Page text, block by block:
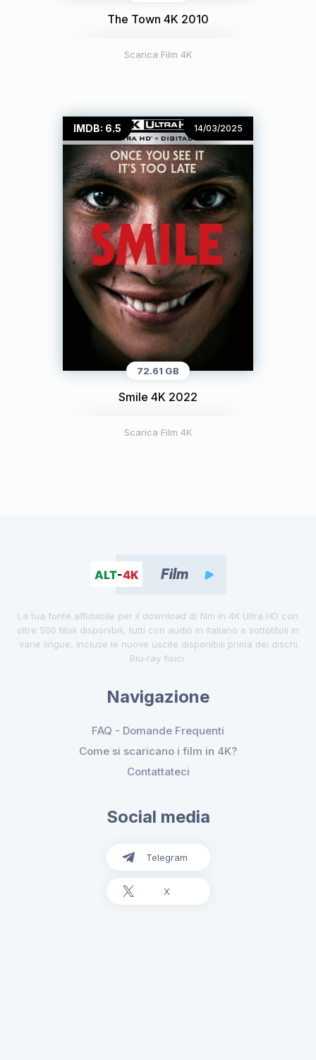
The Town 4K 2010
Scarica Film 4K
IMDB: 6.5 14/03/2025
72.61 GB
Smile 4K 2022
Scarica Film 4K
La tua fonte affidabile per il download di film in 4K Ultra HD con
oltre 500 titoli disponibili, tutti con audio in italiano e sottotitoli in
varie lingue, incluse le nuove uscite disponibili prima dei dischi
Blu-ray fisici.
Navigazione
FAQ - Domande Frequenti
Come si scaricano i film in 4K?
Contattateci
Social media
Telegram
X